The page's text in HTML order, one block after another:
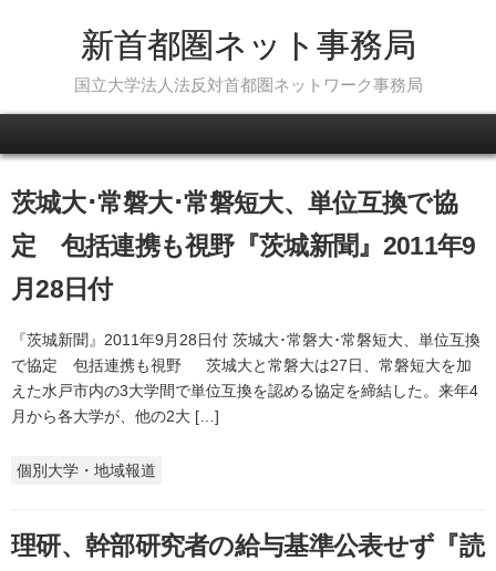
新首都圏ネット事務局
国立大学法人法反対首都圏ネットワーク事務局
茨城大･常磐大･常磐短大、単位互換で協
定 包括連携も視野『茨城新聞』2011年9
月28日付
『茨城新聞』2011年9月28日付 茨城大･常磐大･常磐短大、単位互換
で協定 包括連携も視野 茨城大と常磐大は27日、常磐短大を加
えた水戸市内の3大学間で単位互換を認める協定を締結した。来年4
月から各大学が、他の2大 […]
個別大学・地域報道
理研、幹部研究者の給与基準公表せず『読